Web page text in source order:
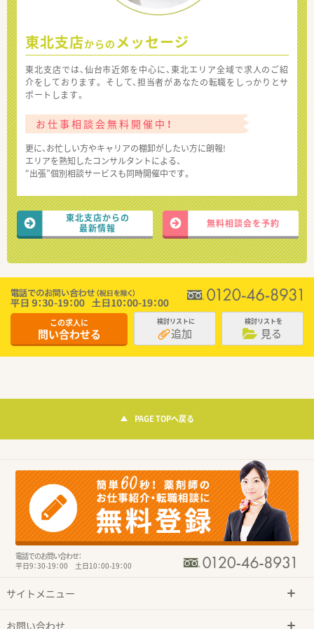
東北支店からの メッセージ
東北支店では、仙台市近郊を中心に、東北エリア全域で求人のご紹
介をしております。 そして、担当者があなたの転職をしっかりとサ
ポートします。
お仕事相談会無料開催中！
更に、お忙しい方やキャリアの棚卸がしたい方に朗報!
エリアを熟知したコンサルタントによる、
“出張”個別相談サービスも同時開催中です。
東北支店からの
最新情報
無料相談会を予約
この求人に
問い合わせる
検討リストに
追加
検討リストを
見る
PAGE TOPへ戻る
電話でのお問い合わせ：
平日9：30-19：00 土日10：00-19：00
サイトメニュー
お問い合わせ